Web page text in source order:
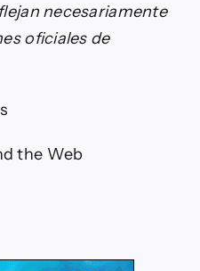
necesariamente
oficiales de
the Web